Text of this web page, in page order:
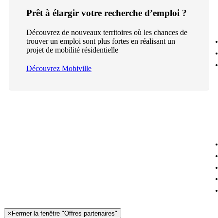
Prêt à élargir votre recherche d’emploi ?
Découvrez de nouveaux territoires où les chances de
trouver un emploi sont plus fortes en réalisant un
projet de mobilité résidentielle
Découvrez Mobiville
× Fermer la fenêtre "Offres partenaires"